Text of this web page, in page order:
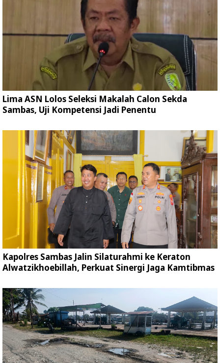
Lima ASN Lolos Seleksi Makalah Calon Sekda
Sambas, Uji Kompetensi Jadi Penentu
Kapolres Sambas Jalin Silaturahmi ke Keraton
Alwatzikhoebillah, Perkuat Sinergi Jaga Kamtibmas